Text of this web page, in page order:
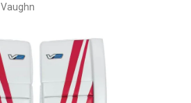
Vaughn